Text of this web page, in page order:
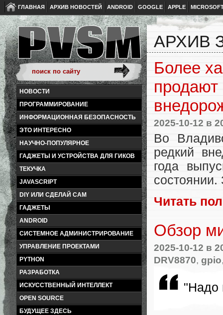
ГЛАВНАЯ АРХИВ НОВОСТЕЙ ANDROID GOOGLE APPLE
НОВОСТИ
ПРОГРАММИРОВАНИЕ
ИНФОРМАЦИОННАЯ БЕЗОПАСНОСТЬ
ЭТО ИНТЕРЕСНО
НАУЧНО-ПОПУЛЯРНОЕ
ГАДЖЕТЫ И УСТРОЙСТВА ДЛЯ ГИКОВ
ТЕКУЧКА
JAVASCRIPT
DIY ИЛИ СДЕЛАЙ САМ
ГАДЖЕТЫ
ANDROID
СИСТЕМНОЕ АДМИНИСТРИРОВАНИЕ
УПРАВЛЕНИЕ ПРОЕКТАМИ
PYTHON
РАЗРАБОТКА
ИСКУССТВЕННЫЙ ИНТЕЛЛЕКТ
OPEN SOURCE
БУДУЩЕЕ ЗДЕСЬ
АРХИВ
Более
2025-10-12 в
Во
редкий
года
Читать
Обзор
2025-10-12 в
DRV8870, gpio
"Надо